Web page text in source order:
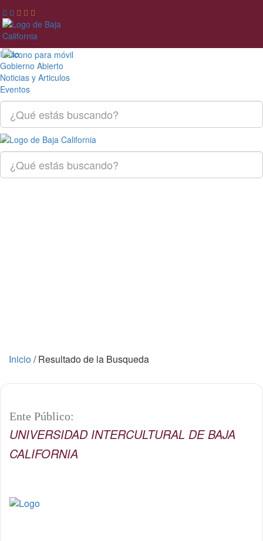
Inicio
Gobierno Abierto
Noticias y Articulos
Eventos
Inicio/Resultado de la Busqueda
Ente Público:
UNIVERSIDAD INTERCULTURAL DE BAJA
CALIFORNIA